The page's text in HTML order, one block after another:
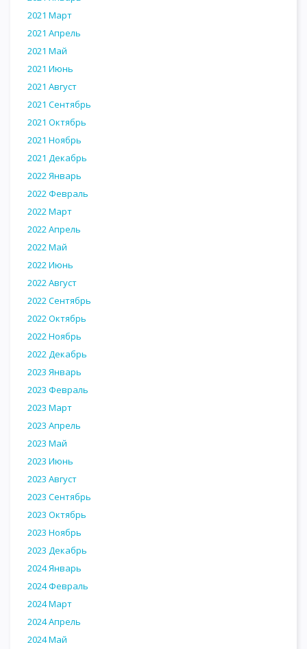
2021 Март
2021 Апрель
2021 Май
2021 Июнь
2021 Август
2021 Сентябрь
2021 Октябрь
2021 Ноябрь
2021 Декабрь
2022 Январь
2022 Февраль
2022 Март
2022 Апрель
2022 Май
2022 Июнь
2022 Август
2022 Сентябрь
2022 Октябрь
2022 Ноябрь
2022 Декабрь
2023 Январь
2023 Февраль
2023 Март
2023 Апрель
2023 Май
2023 Июнь
2023 Август
2023 Сентябрь
2023 Октябрь
2023 Ноябрь
2023 Декабрь
2024 Январь
2024 Февраль
2024 Март
2024 Апрель
2024 Май